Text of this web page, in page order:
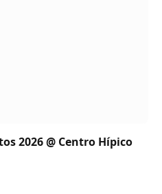
2026 @ Centro Hípico